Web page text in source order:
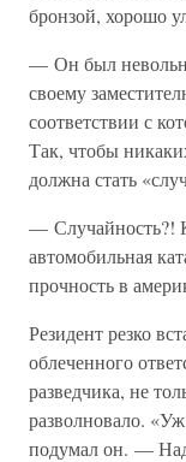
бронзой, хорошо
— Он был
своему
соответствии с
Так, чтобы
должна стать
— Случайность?!
автомобильная
прочность в
Резидент резко
облеченного
разведчика, не
разволновало.
подумал он. —